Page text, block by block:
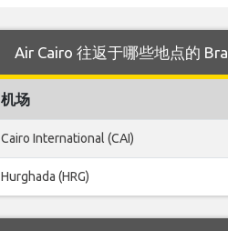
Air Cairo 往返于哪些地点的
机场
Cairo International (CAI)
Hurghada (HRG)